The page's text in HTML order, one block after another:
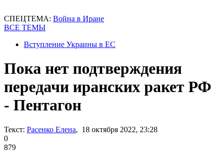
СПЕЦТЕМА: Война в Иране
ВСЕ ТЕМЫ
Вступление Украины в ЕС
Пока нет подтверждения
передачи иранских ракет РФ
- Пентагон
Текст: Расенко Елена, 18 октября 2022, 23:28
0
879